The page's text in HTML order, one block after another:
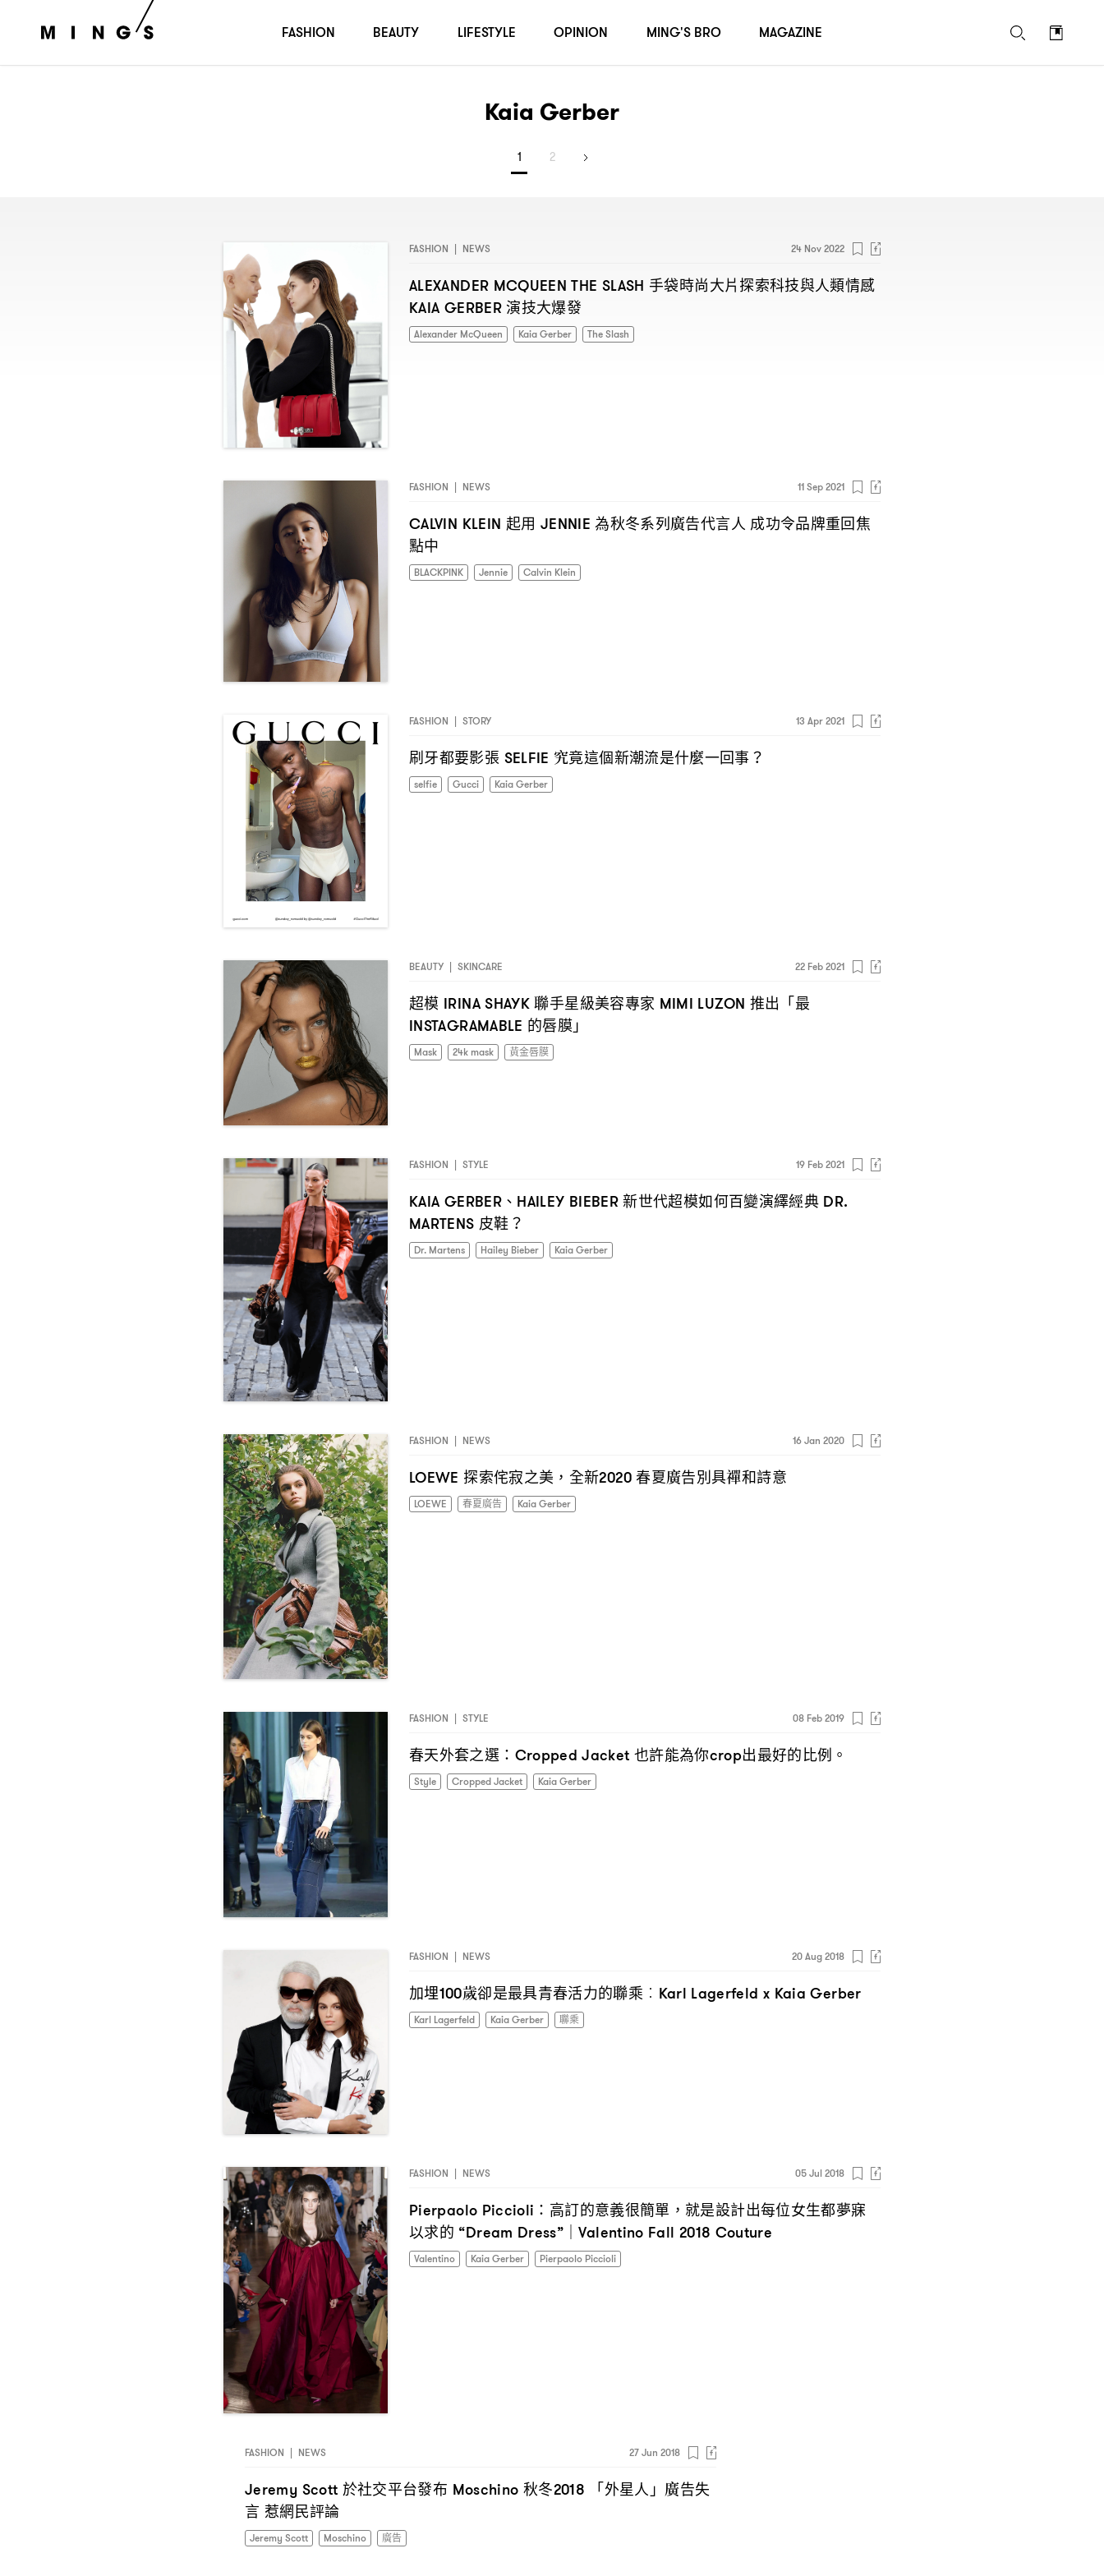
Kaia Gerber
1 2
FASHION | NEWS 24 Nov 2022
ALEXANDER MCQUEEN THE SLASH 手袋時尚大片探索科技與人類情感
KAIA GERBER 演技大爆發
Alexander McQueen Kaia Gerber The Slash
FASHION | NEWS 11 Sep 2021
CALVIN KLEIN 起用 JENNIE為秋冬系列廣告代言人 成功令品牌重回焦
點中
BLACKPINK Jennie Calvin Klein
FASHION | STORY 13 Apr 2021
刷牙都要影張 SELFIE 究竟這個新潮流是什麼一回事？
selfie Gucci Kaia Gerber
BEAUTY | SKINCARE 22 Feb 2021
超模 IRINA SHAYK聯手星級美容專家 MIMI LUZON 推出「最
INSTAGRAMABLE 的唇膜」
Mask 24k mask 黃金唇膜
FASHION | STYLE 19 Feb 2021
KAIA GERBER、 HAILEY BIEBER新世代超模如何百變演繹經典 DR.
MARTENS 皮鞋 ？
Dr. Martens Hailey Bieber Kaia Gerber
FASHION | NEWS 16 Jan 2020
LOEWE 探索侘寂之美 ， 全新2020 春夏廣告別具禪和詩意
LOEWE 春夏廣告 Kaia Gerber
FASHION | STYLE 08 Feb 2019
春天外套之選 ：Cropped Jacket 也許能為你crop出最好的比例。
Style Cropped Jacket Kaia Gerber
FASHION | NEWS 20 Aug 2018
加埋100歲卻是最具青春活力的聯乘 ︰Karl Lagerfeld x Kaia Gerber
Karl Lagerfeld Kaia Gerber 聯乘
FASHION | NEWS 05 Jul 2018
Pierpaolo Piccioli： 高訂的意義很簡單 ， 就是設計出每位女生都夢寐
以求的 “Dream Dress”｜Valentino Fall 2018 Couture
Valentino Kaia Gerber Pierpaolo Piccioli
FASHION | NEWS 27 Jun 2018
Jeremy Scott 於社交平台發布 Moschino 秋冬2018
「外星人」廣告失
言 惹網民評論
Jeremy Scott Moschino 廣告
FASHION BEAUTY LIFESTYLE OPINION MING'S BRO MAGAZINE